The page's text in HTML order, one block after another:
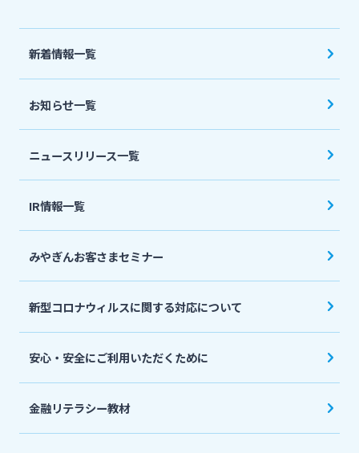
株主・投資家の皆さま
ニュースリリース一覧
採用情報
新着情報一覧
お知らせ一覧
ニュースリリース一覧
IR情報一覧
みやぎんお客さまセミナー
新型コロナウィルスに関する対応について
安心・安全にご利用いただくために
金融リテラシー教材